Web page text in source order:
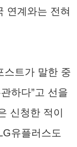
연계와는 전혀
스트가 말한 중
하다”고 선을
신청한 적이
유플러스도